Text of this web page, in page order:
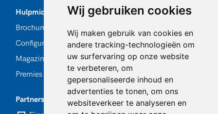
Wij gebruiken cookies
Wij maken gebruik van cookies en
andere tracking-technologieën om
uw surfervaring op onze website
te verbeteren, om
gepersonaliseerde inhoud en
advertenties te tonen, om ons
websiteverkeer te analyseren en
Hulpmiddelen
Brochures
Configurator
Magazine
Premies en subsidies
Volg ons
Facebook
Instagram
LinkedIn
Pinterest
Partners